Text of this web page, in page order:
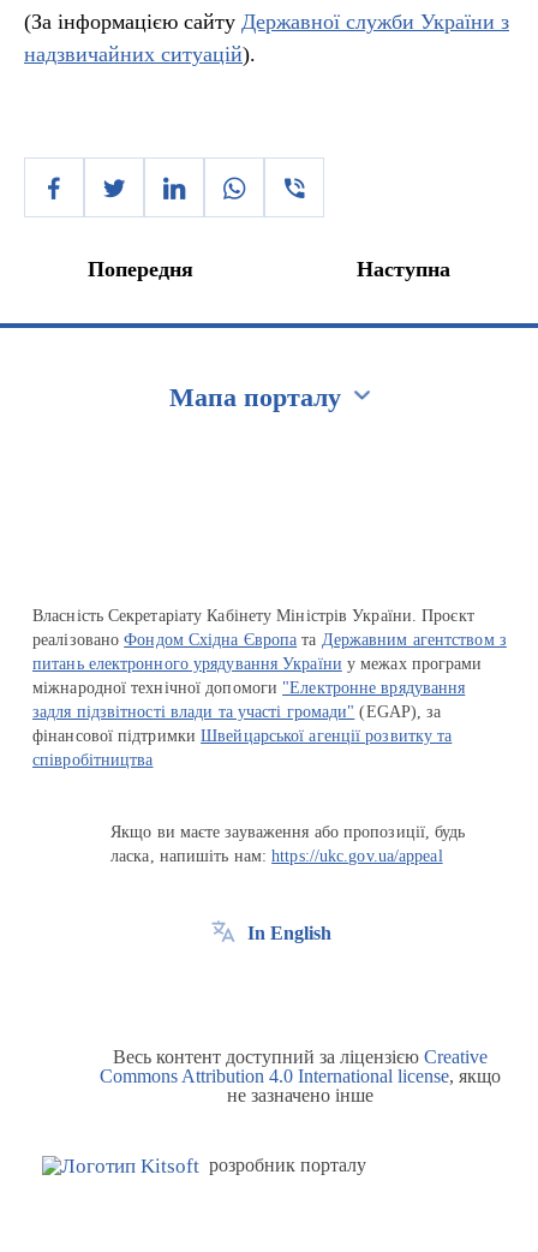
(За інформацією сайту Державної служби України з
надзвичайних ситуацій).
Попередня Наступна
Мапа порталу
Власність Секретаріату Кабінету Міністрів України. Проєкт
реалізованоФондом Східна Європа та Державним агентством з
питань електронного урядування України у межах програми
міжнародної технічної допомоги "Електронне врядування
задля підзвітності влади та участі громади" (EGAP), за
фінансової підтримкиШвейцарської агенції розвитку та
співробітництва
Якщо ви маєте зауваження або пропозиції, будь
ласка, напишіть нам:https://ukc.gov.ua/appeal
In English
Весь контент доступний за ліцензією Creative
Commons Attribution 4.0 International license, якщо
не зазначено інше
розробник порталу